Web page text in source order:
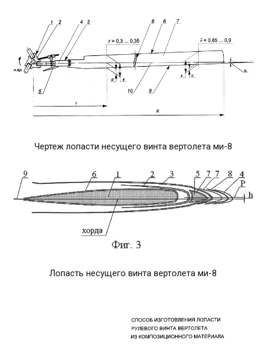
Чертеж лопасти несущего винта вертолета ми-8
Лопасть несущего винта вертолета ми-8